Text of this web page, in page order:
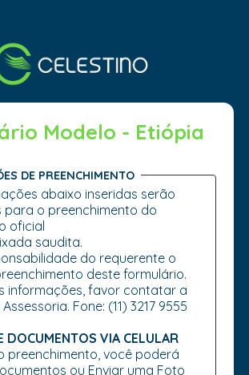
Modelo - Etiópia
DE PREENCHIMENTO
abaixo inseridas serão
para o preenchimento do
oficial
saudita.
do requerente o
deste formulário.
informações, favor contatar a
Fone: (11) 3217 9555
DOCUMENTOS VIA CELULAR
preenchimento, você poderá
ou Enviar uma Foto